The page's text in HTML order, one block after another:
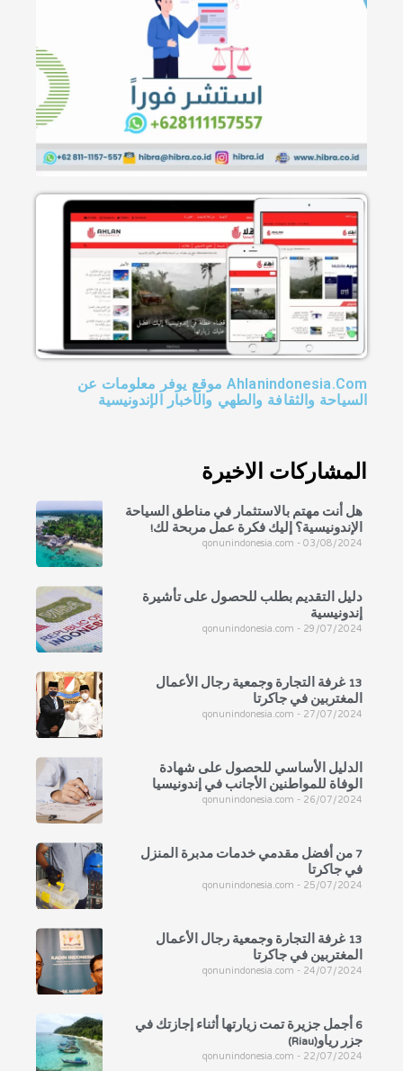
Ahlanindonesia.Com موقع يوفر معلومات عن
السياحة والثقافة والطهي والأخبار الإندونيسية
المشاركات الاخيرة
هل أنت مهتم بالاستثمار في مناطق السياحة
الإندونيسية؟ إليك فكرة عمل مربحة لك!
qonunindonesia.com 03/08/2024
دليل التقديم بطلب للحصول على تأشيرة
إندونيسية
qonunindonesia.com 29/07/2024
13 غرفة التجارة وجمعية رجال الأعمال
المغتربين في جاكرتا
qonunindonesia.com 27/07/2024
الدليل الأساسي للحصول على شهادة
الوفاة للمواطنين الأجانب في إندونيسيا
qonunindonesia.com 26/07/2024
7 من أفضل مقدمي خدمات مدبرة المنزل
في جاكرتا
qonunindonesia.com 25/07/2024
13 غرفة التجارة وجمعية رجال الأعمال
المغتربين في جاكرتا
qonunindonesia.com 24/07/2024
6 أجمل جزيرة تمت زيارتها أثناء إجازتك في
جزر رياو(Riau)
qonunindonesia.com 22/07/2024